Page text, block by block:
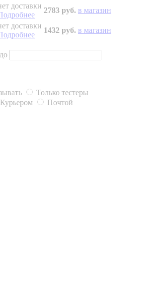
доставки
2783 руб. в магазин
доставки
1432 руб. в магазин
до
Только тестеры
Курьером
Почтой